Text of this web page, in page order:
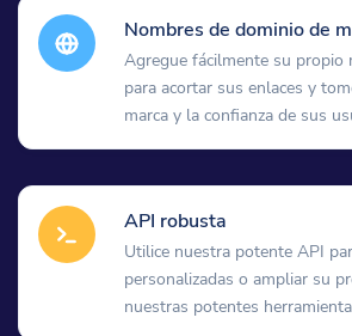
Nombres de dominio de
Agregue fácilmente su propio
para acortar sus enlaces y
marca y la confianza de sus
API robusta
Utilice nuestra potente API
personalizadas o ampliar su
nuestras potentes